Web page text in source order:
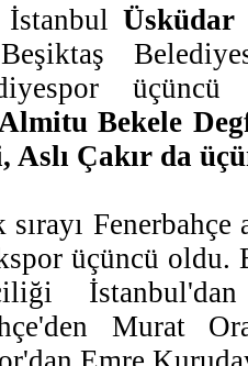
İstanbulÜsküdar
Bekele
Çakır da
üçüncü oldu.
Murat